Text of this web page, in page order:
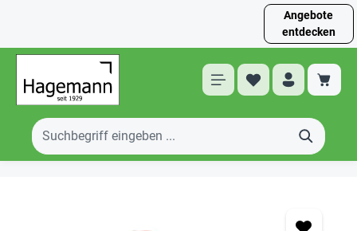
Angebote
entdecken